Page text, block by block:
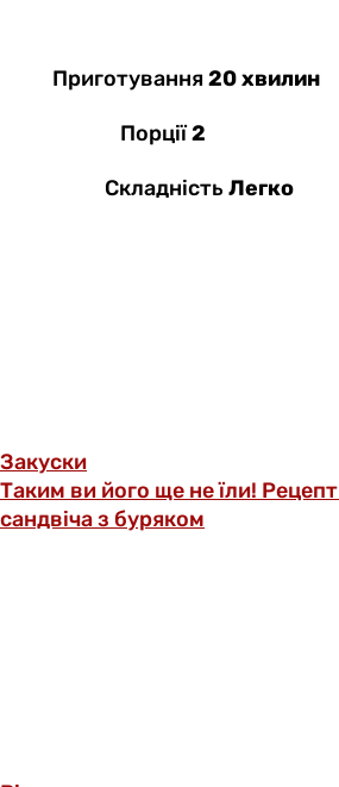
Приготування20 хвилин
Порції2
Складність Легко
Закуски
Таким ви його ще не їли! Рецепт
сандвіча з буряком